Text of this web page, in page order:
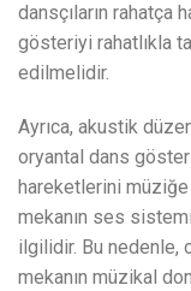
dansçıların
gösteriyi rahatlıkla
edilmelidir.
Ayrıca, akustik
oryantal dans
hareketlerini
mekanın ses
ilgilidir. Bu nedenle,
mekanın müzikal